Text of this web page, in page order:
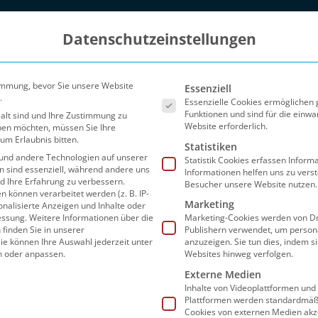
Partner FAQ Preise
Datenschutzeinstellungen
bevor Sie unsere Website
sind und Ihre Zustimmung zu
möchten, müssen Sie Ihre
Erlaubnis bitten.
andere Technologien auf unserer
sind essenziell, während andere uns
Ihre Erfahrung zu verbessern.
können verarbeitet werden (z. B. IP-
Anzeigen und Inhalte oder
Weitere Informationen über die
Sie in unserer
können Ihre Auswahl jederzeit unter
oder anpassen.
Es folgt eine Liste der
Essenziell
Essenzielle Cookies ermöglichen
Funktionen und sind für die
Website erforderlich.
Statistiken
Statistik Cookies erfassen
Informationen helfen uns zu
Besucher unsere Website nutzen.
Marketing
Marketing-Cookies werden von
Publishern verwendet, um
anzuzeigen. Sie tun dies, indem
Websites hinweg verfolgen.
Externe Medien
Inhalte von Videoplattformen
Plattformen werden
Cookies von externen Medien